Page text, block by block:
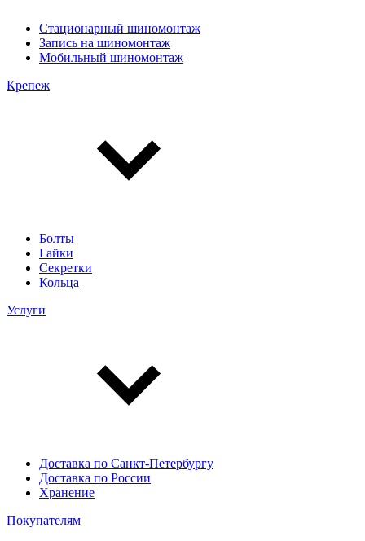
Стационарный шиномонтаж
Запись на шиномонтаж
Мобильный шиномонтаж
Крепеж
Болты
Гайки
Секретки
Кольца
Услуги
Доставка по Санкт-Петербургу
Доставка по России
Хранение
Покупателям